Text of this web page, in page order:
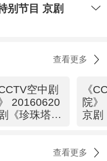
别节目 京剧
查看更多
CCTV空中剧
20160620
《珍珠塔》
《
院》
京剧
查看更多